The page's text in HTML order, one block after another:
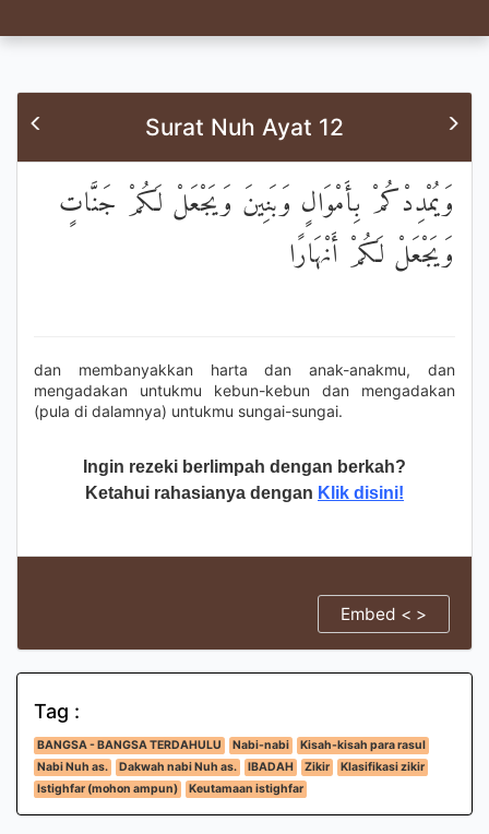
Surat Nuh Ayat 12
وَيُمْدِدْكُمْ بِأَمْوَالٍ وَبَنِينَ وَيَجْعَلْ لَكُمْ جَنَّاتٍ
وَيَجْعَلْ لَكُمْ أَنْهَارًا
dan membanyakkan harta dan anak-anakmu, dan
mengadakan untukmu kebun-kebun dan mengadakan
(pula di dalamnya) untukmu sungai-sungai.
Ingin rezeki berlimpah dengan berkah?
Ketahui rahasianya dengan Klik disini!
Embed < >
Tag :
BANGSA - BANGSA TERDAHULU Nabi-nabi
Kisah-kisah para rasul
Nabi Nuh as.
Dakwah nabi Nuh as. IBADAH Zikir
Klasifikasi zikir
Istighfar (mohon ampun)
Keutamaan istighfar